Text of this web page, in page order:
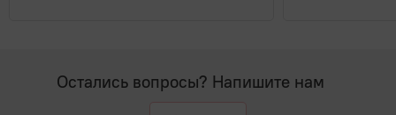
Остались вопросы? Напишите нам